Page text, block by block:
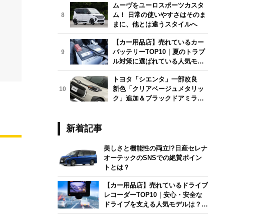
8
ムーヴをユーロスポーツカスタ
ム！ 日常の使いやすさはそのま
まに、他とは違うスタイルへ
9
【カー用品店】売れているカー
バッテリーTOP10｜夏のトラブ
ル対策に選ばれている人気モデ
ルは？【2026年6月版】
10
トヨタ「シエンタ」一部改良
新色「クリアベージュメタリッ
ク」追加＆ブラックドアミラー
新着記事
美しさと機能性の両立!?日産セレナ
オーテックのSNSでの絶賛ポイン
トとは？
【カー用品店】売れているドライブ
レコーダーTOP10｜安心・安全な
ドライブを支える人気モデルは？
【2026年6月版】